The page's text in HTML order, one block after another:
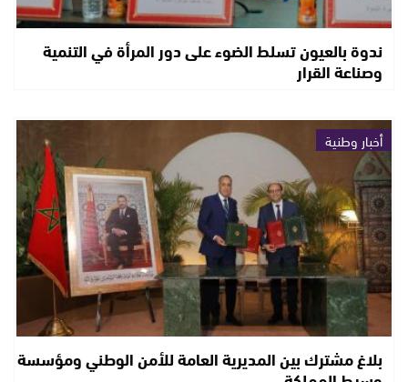
ندوة بالعيون تسلط الضوء على دور المرأة في التنمية
وصناعة القرار
أخبار وطنية
بلاغ مشترك بين المديرية العامة للأمن الوطني ومؤسسة